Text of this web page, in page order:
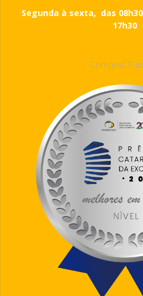
Segunda à sexta, das
17h30
Compras